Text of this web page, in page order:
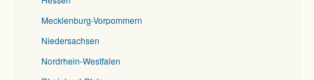
Mecklenburg-Vorpommern
Niedersachsen
Nordrhein-Westfalen